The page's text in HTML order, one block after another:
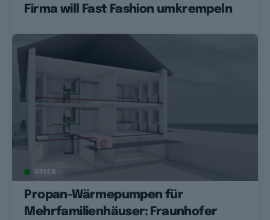
Firma will Fast Fashion umkrempeln
GREEN
Propan-Wärmepumpen für
Mehrfamilienhäuser: Fraunhofer